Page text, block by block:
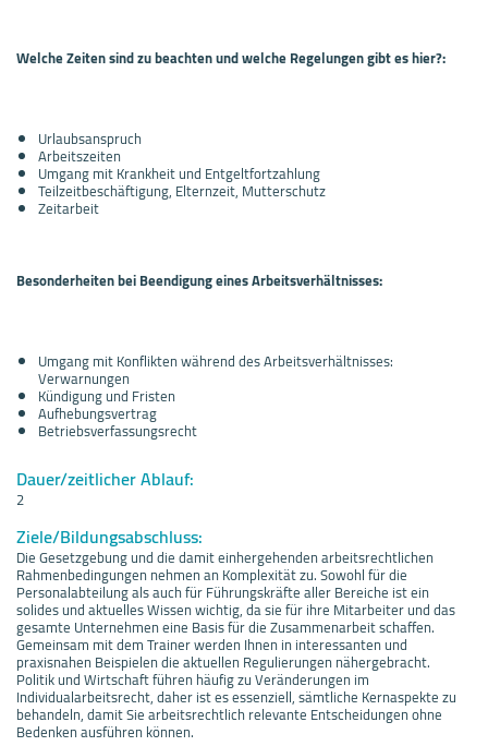
Welche Zeiten sind zu beachten und welche Regelungen gibt es hier?:
Urlaubsanspruch
Arbeitszeiten
Umgang mit Krankheit und Entgeltfortzahlung
Teilzeitbeschäftigung, Elternzeit, Mutterschutz
Zeitarbeit
Besonderheiten bei Beendigung eines Arbeitsverhältnisses:
Umgang mit Konflikten während des Arbeitsverhältnisses:
Verwarnungen
Kündigung und Fristen
Aufhebungsvertrag
Betriebsverfassungsrecht
Dauer/zeitlicher Ablauf:
2
Ziele/Bildungsabschluss:
Die Gesetzgebung und die damit einhergehenden arbeitsrechtlichen
Rahmenbedingungen nehmen an Komplexität zu. Sowohl für die
Personalabteilung als auch für Führungskräfte aller Bereiche ist ein
solides und aktuelles Wissen wichtig, da sie für ihre Mitarbeiter und das
gesamte Unternehmen eine Basis für die Zusammenarbeit schaffen.
Gemeinsam mit dem Trainer werden Ihnen in interessanten und
praxisnahen Beispielen die aktuellen Regulierungen nähergebracht.
Politik und Wirtschaft führen häufig zu Veränderungen im
Individualarbeitsrecht, daher ist es essenziell, sämtliche Kernaspekte zu
behandeln, damit Sie arbeitsrechtlich relevante Entscheidungen ohne
Bedenken ausführen können.